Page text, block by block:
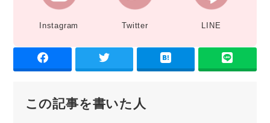
Instagram Twitter LINE
この記事を書いた人